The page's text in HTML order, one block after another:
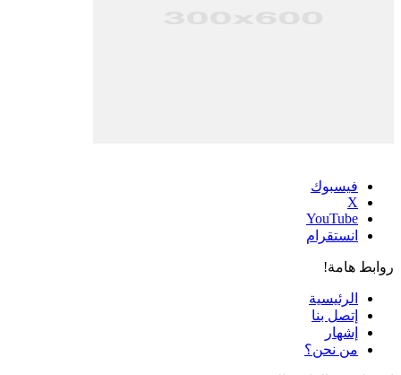
فيسبوك
‫X
‫YouTube
انستقرام
روابط هامة!
الرئيسية
إتصل بنا
إشهار
من نحن؟